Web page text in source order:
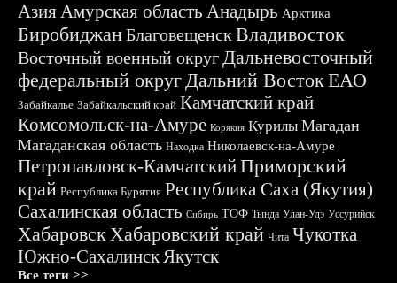
АзияАмурская область Анадырь Арктика
БиробиджанБлаговещенскВладивосток
Восточный военный округДальневосточный
федеральный округДальний ВостокЕАО
Забайкалье Забайкальский край Камчатский край
Комсомольск-на-Амуре Корякия Курилы Магадан
Магаданская область Находка Николаевск-на-Амуре
Петропавловск-КамчатскийПриморский
край Республика Бурятия Республика Саха (Якутия)
Сахалинская область Сибирь ТОФ Тында Улан-Удэ Уссурийск
ХабаровскХабаровский край Чита Чукотка
Южно-СахалинскЯкутск
Все теги >>